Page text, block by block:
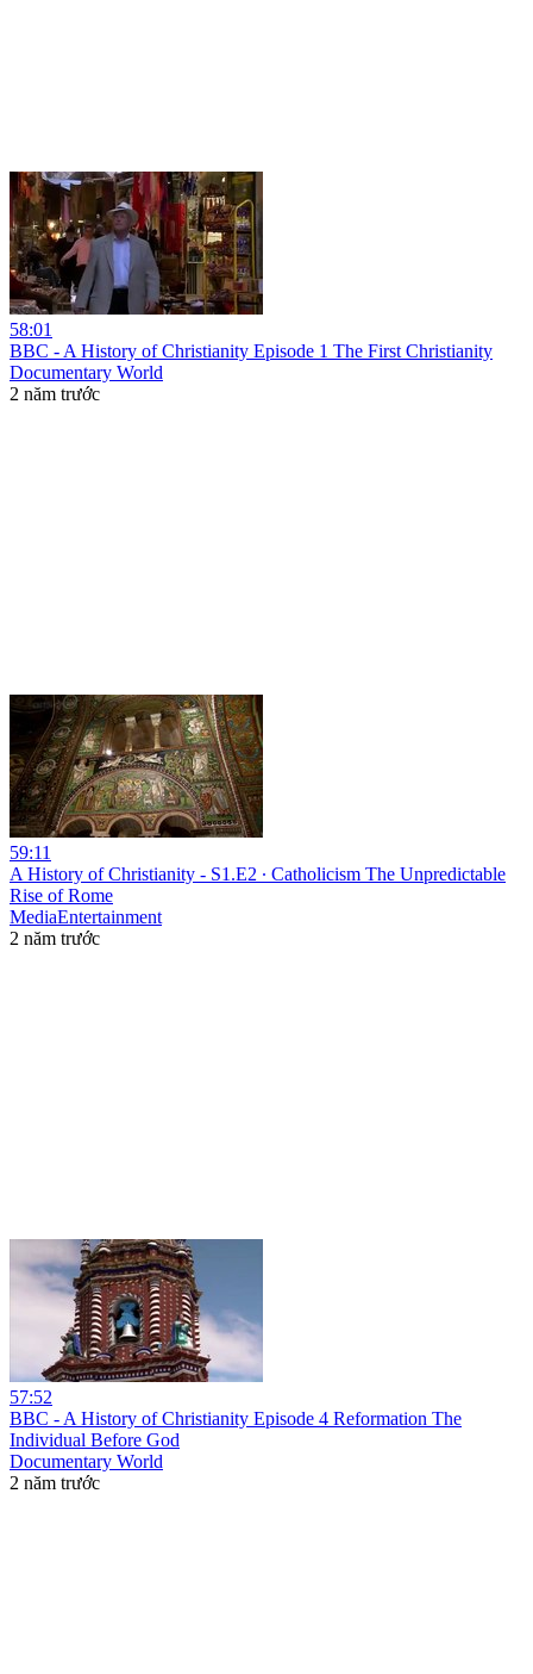
58:01
BBC - A History of Christianity Episode 1 The First Christianity
Documentary World
2 năm trước
59:11
A History of Christianity - S1.E2 ∙ Catholicism The Unpredictable
Rise of Rome
MediaEntertainment
2 năm trước
57:52
BBC - A History of Christianity Episode 4 Reformation The
Individual Before God
Documentary World
2 năm trước